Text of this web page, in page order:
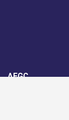
AFGC